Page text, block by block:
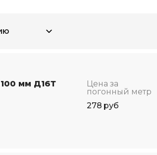
мм Д16Т
Цена за
погонный метр
278 руб